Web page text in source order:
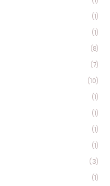
(1)
(1)
(8)
(7)
(10)
(1)
(1)
(1)
(1)
(3)
(1)